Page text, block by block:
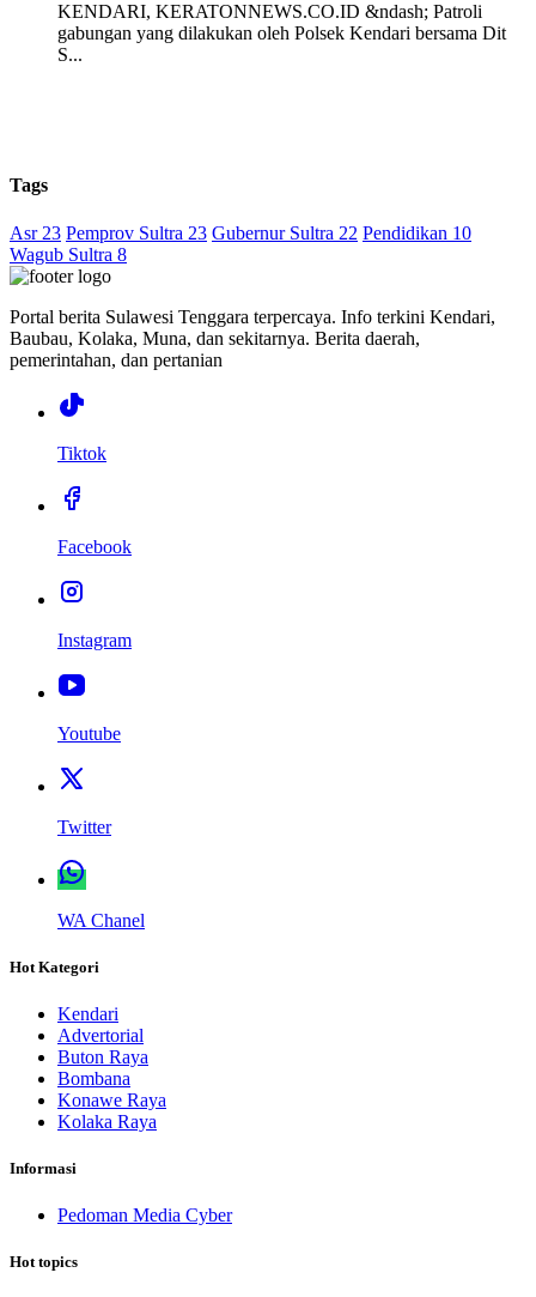
KENDARI, KERATONNEWS.CO.ID &ndash; Patroli
gabungan yang dilakukan oleh Polsek Kendari bersama Dit
S...
Tags
Asr 23 Pemprov Sultra 23 Gubernur Sultra 22 Pendidikan 10
Wagub Sultra 8
Portal berita Sulawesi Tenggara terpercaya. Info terkini Kendari,
Baubau, Kolaka, Muna, dan sekitarnya. Berita daerah,
pemerintahan, dan pertanian
Tiktok
Facebook
Instagram
Youtube
Twitter
WA Chanel
Hot Kategori
Kendari
Advertorial
Buton Raya
Bombana
Konawe Raya
Kolaka Raya
Informasi
Pedoman Media Cyber
Hot topics